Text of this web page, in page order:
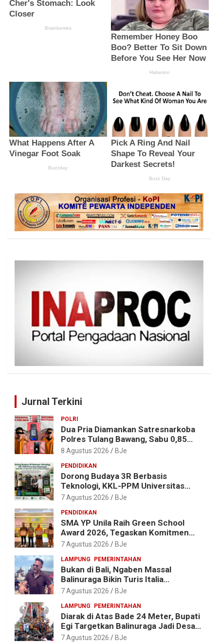
Jurnal Terkini
POLRI
Dua Pria Diamankan Satresnarkoba
Polres Tulang Bawang, Sabu 0,85
Gram dan Alat Hisap Disita
8 Agustus 2026 BJe
PENDIDIKAN
Dorong Budaya 3R Berbasis
Teknologi, KKL-PPM Universitas
Malahayati Kenalkan AI Barcode
7 Agustus 2026 BJe
PENDIDIKAN
SMA YP Unila Raih Green School
Award 2026, Tegaskan Komitmen
Wujudkan Sekolah Ramah
7 Agustus 2026 BJe
LAMPUNG PEMERINTAHAN
Bukan di Bali, Ngaben Massal
Balinuraga Bikin Turis Italia
Terpukau, Puluhan Ribu Orang Ikut
7 Agustus 2026 BJe
LAMPUNG PEMERINTAHAN
Diarak di Atas Bade 24 Meter, Bupati
Egi Targetkan Balinuraga Jadi Desa
Wisata Budaya 2027
7 Agustus 2026 BJe